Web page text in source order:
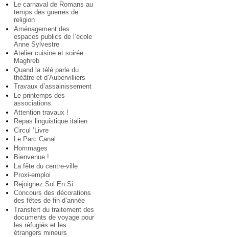
Le carnaval de Romans au
temps des guerres de
religion
Aménagement des
espaces publics de l’école
Anne Sylvestre
Atelier cuisine et soirée
Maghreb
Quand la télé parle du
théâtre et d’Aubervilliers
Travaux d’assainissement
Le printemps des
associations
Attention travaux !
Repas linguistique italien
Circul ’Livre
Le Parc Canal
Hommages
Bienvenue !
La fête du centre-ville
Proxi-emploi
Rejoignez Sol En Si
Concours des décorations
des fêtes de fin d’année
Transfert du traitement des
documents de voyage pour
les réfugiés et les
étrangers mineurs